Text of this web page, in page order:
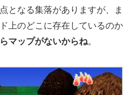
となる集落がありますが、ま
上のどこに存在しているのか
マップがないからね。